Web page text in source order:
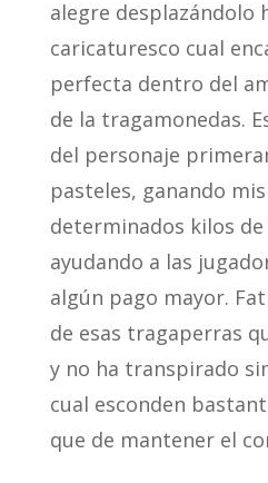
alegre desplazándolo
caricaturesco cual
perfecta dentro del
de la tragamonedas.
del personaje
pasteles, ganando
determinados kilos
ayudando a las
algún pago mayor.
de esas tragaperras
y no ha transpirado
cual esconden
que de mantener el